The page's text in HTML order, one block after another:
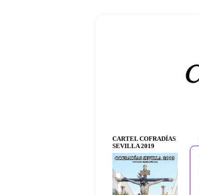
CARTEL COFRADÍAS
SEVILLA 2019